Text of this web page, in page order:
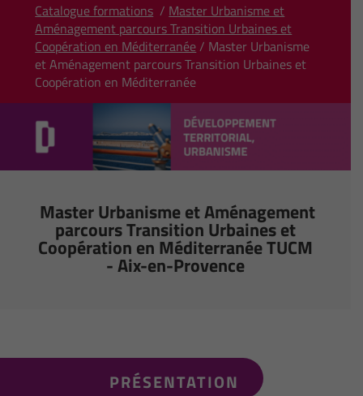
Catalogue formations / Master Urbanisme et
Aménagement parcours Transition Urbaines et
Coopération en Méditerranée/ Master Urbanisme
et Aménagement parcours Transition Urbaines et
Coopération en Méditerranée
Master Urbanisme et Aménagement
parcours Transition Urbaines et
Coopération en Méditerranée TUCM
- Aix-en-Provence
PRÉSENTATION